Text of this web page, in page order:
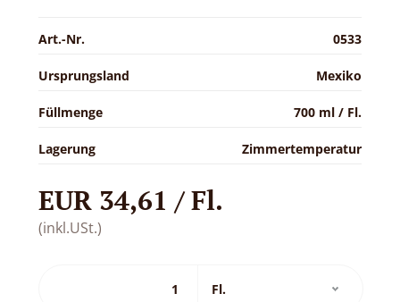
Art.-Nr. 0533
Ursprungsland Mexiko
Füllmenge 700 ml / Fl.
Lagerung Zimmertemperatur
EUR 34,61 / Fl.
(inkl.USt.)